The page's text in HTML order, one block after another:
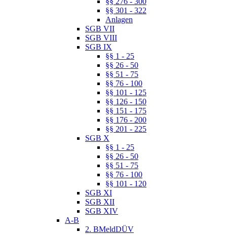
§§ 301 - 322
Anlagen
SGB VII
SGB VIII
SGB IX
§§ 1 - 25
§§ 26 - 50
§§ 51 - 75
§§ 76 - 100
§§ 101 - 125
§§ 126 - 150
§§ 151 - 175
§§ 176 - 200
§§ 201 - 225
SGB X
§§ 1 - 25
§§ 26 - 50
§§ 51 - 75
§§ 76 - 100
§§ 101 - 120
SGB XI
SGB XII
SGB XIV
A-B
2. BMeldDÜV